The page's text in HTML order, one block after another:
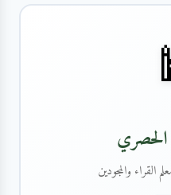
الحصري
والمجودين